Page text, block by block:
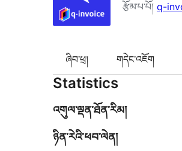
རྩོམ་པ་པོ། q-
ཞིབ་ཕྲ། གདེང་འཇོག
Statistics
འགུལ་ལྡན་ཐོན་རིམ།
ཉིན་རེའི་ཕབ་ལེན།